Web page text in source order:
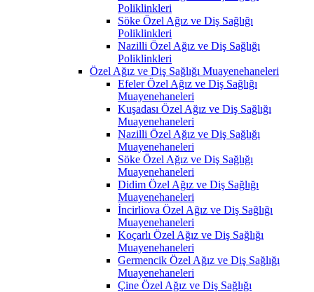
Poliklinkleri
Söke Özel Ağız ve Diş Sağlığı
Poliklinkleri
Nazilli Özel Ağız ve Diş Sağlığı
Poliklinkleri
Özel Ağız ve Diş Sağlığı Muayenehaneleri
Efeler Özel Ağız ve Diş Sağlığı
Muayenehaneleri
Kuşadası Özel Ağız ve Diş Sağlığı
Muayenehaneleri
Nazilli Özel Ağız ve Diş Sağlığı
Muayenehaneleri
Söke Özel Ağız ve Diş Sağlığı
Muayenehaneleri
Didim Özel Ağız ve Diş Sağlığı
Muayenehaneleri
İncirliova Özel Ağız ve Diş Sağlığı
Muayenehaneleri
Koçarlı Özel Ağız ve Diş Sağlığı
Muayenehaneleri
Germencik Özel Ağız ve Diş Sağlığı
Muayenehaneleri
Çine Özel Ağız ve Diş Sağlığı